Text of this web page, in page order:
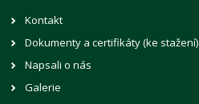
Kontakt
Dokumenty a certifikáty (ke stažení)
Napsali o nás
Galerie